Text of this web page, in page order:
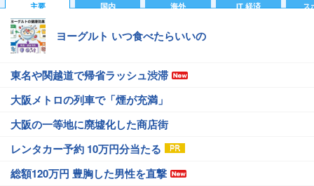
主要 国内 海外 IT 経済 ス
ヨーグルト いつ食べたらいいの
東名や関越道で帰省ラッシュ渋滞
大阪メトロの列車で「煙が充満」
大阪の一等地に廃墟化した商店街
レンタカー予約 10万円分当たる
総額120万円 豊胸した男性を直撃